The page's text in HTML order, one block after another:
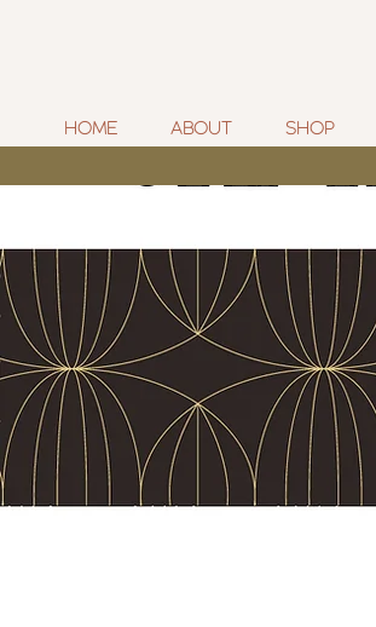
HOME ABOUT SHOP